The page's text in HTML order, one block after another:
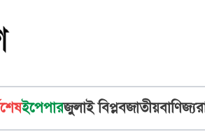
ইপেপারজুলাই বিপ্লবজাতীয়বাণিজ্য